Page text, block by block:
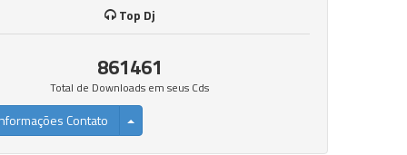
Top Dj
861461
Total de Downloads em seus Cds
Contato